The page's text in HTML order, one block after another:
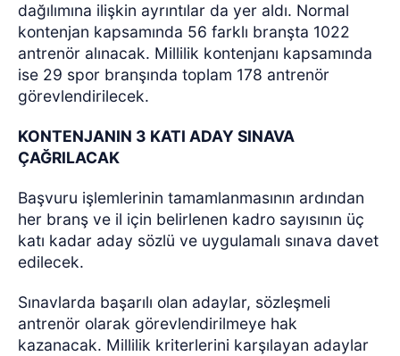
dağılımına ilişkin ayrıntılar da yer aldı. Normal
kontenjan kapsamında 56 farklı branşta 1022
antrenör alınacak. Millilik kontenjanı kapsamında
ise 29 spor branşında toplam 178 antrenör
görevlendirilecek.
KONTENJANIN 3 KATI ADAY SINAVA
ÇAĞRILACAK
Başvuru işlemlerinin tamamlanmasının ardından
her branş ve il için belirlenen kadro sayısının üç
katı kadar aday sözlü ve uygulamalı sınava davet
edilecek.
Sınavlarda başarılı olan adaylar, sözleşmeli
antrenör olarak görevlendirilmeye hak
kazanacak. Millilik kriterlerini karşılayan adaylar